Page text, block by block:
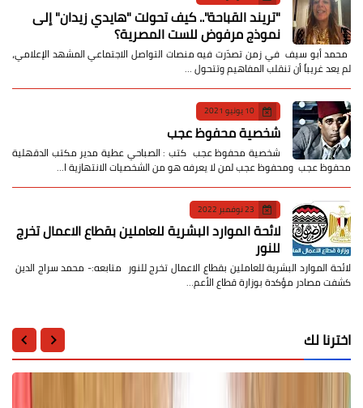
​"تريند القباحة".. كيف تحولت "هايدي زيدان" إلى
نموذج مرفوض للست المصرية؟
​ محمد أبو سيف ​في زمن تصدّرت فيه منصات التواصل الاجتماعي المشهد الإعلامي،
لم يعد غريباً أن تنقلب المفاهيم وتتحول …
10 يونيو 2021
شخصية محفوظ عجب
شخصية محفوظ عجب كتب : الصباحي عطية مدير مكتب الدقهلية
محفوظ عجب ومحفوظ عجب لمن لا يعرفه هو من الشخصيات الانتهازية ا…
23 نوفمبر 2022
لائحة الموارد البشرية للعاملين بقطاع الاعمال تخرج
للنور
لائحة الموارد البشرية للعاملين بقطاع الاعمال تخرج للنور متابعه:- محمد سراج الدين
كشفت مصادر مؤكدة بوزارة قطاع الأعم…
اخترنا لك